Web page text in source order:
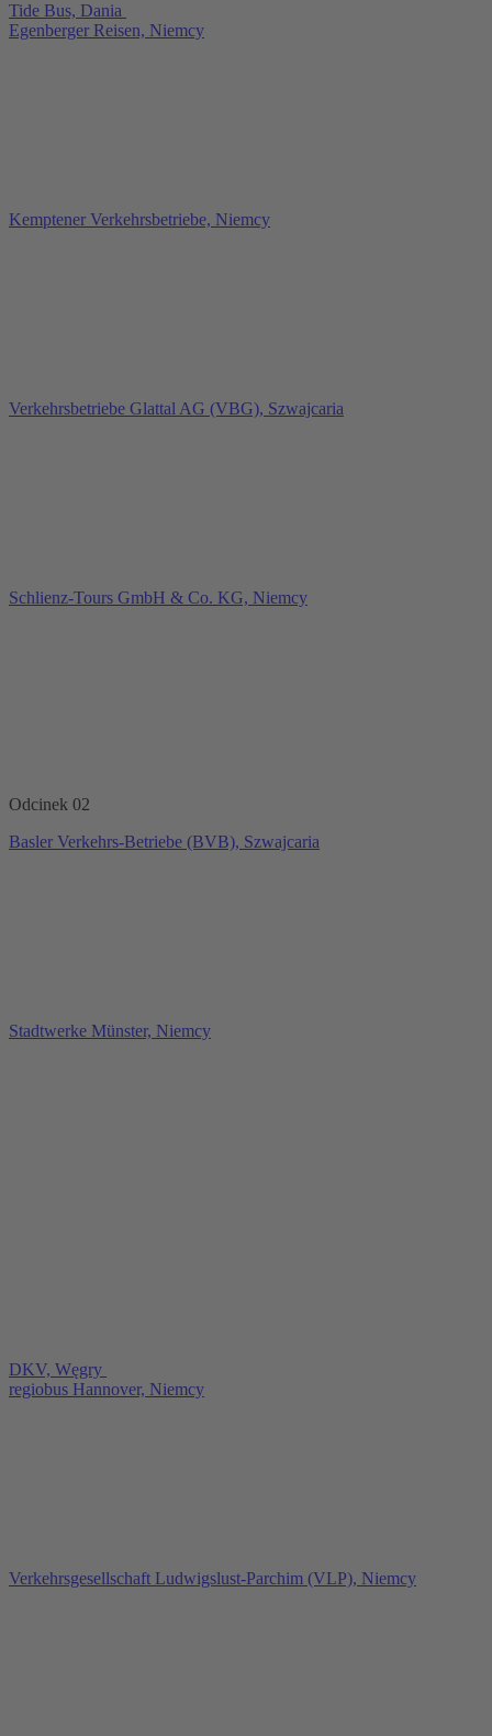
Tide Bus, Dania
Egenberger Reisen, Niemcy
Kemptener Verkehrsbetriebe, Niemcy
Verkehrsbetriebe Glattal AG (VBG), Szwajcaria
Schlienz-Tours GmbH & Co. KG, Niemcy
Odcinek 02
Basler Verkehrs-Betriebe (BVB), Szwajcaria
Stadtwerke Münster, Niemcy
DKV, Węgry
regiobus Hannover, Niemcy
Verkehrsgesellschaft Ludwigslust-Parchim (VLP), Niemcy